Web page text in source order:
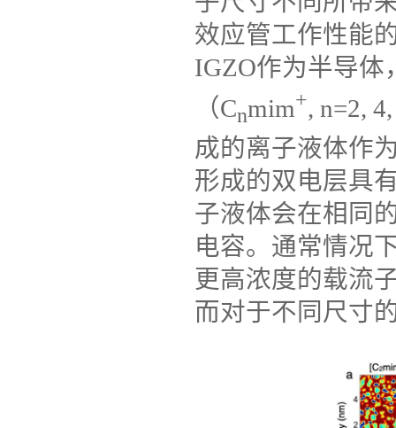
效应管工作性能
IGZO作为半导体
（Cnmim+, n=2,
成的离子液体作
形成的双电层具
子液体会在相同
电容。通常情况
更高浓度的载流
而对于不同尺寸